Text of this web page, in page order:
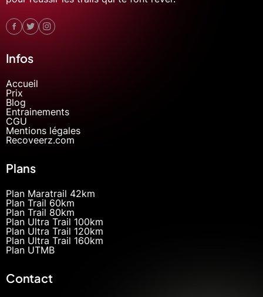
Infos
Accueil
Prix
Blog
Entrainements
CGU
Mentions légales
Recoveerz.com
Plans
Plan Maratrail 42km
Plan Trail 60km
Plan Trail 80km
Plan Ultra Trail 100km
Plan Ultra Trail 120km
Plan Ultra Trail 160km
Plan UTMB
Contact